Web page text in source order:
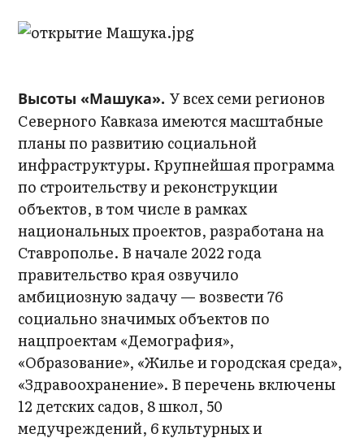
Высоты «Машука». У всех семи регионов
Северного Кавказа имеются масштабные
планы по развитию социальной
инфраструктуры. Крупнейшая программа
по строительству и реконструкции
объектов, в том числе в рамках
национальных проектов, разработана на
Ставрополье. В начале 2022 года
правительство края озвучило
амбициозную задачу — возвести 76
социально значимых объектов по
нацпроектам «Демография»,
«Образование», «Жилье и городская среда»,
«Здравоохранение». В перечень включены
12 детских садов, 8 школ, 50
медучреждений, 6 культурных и